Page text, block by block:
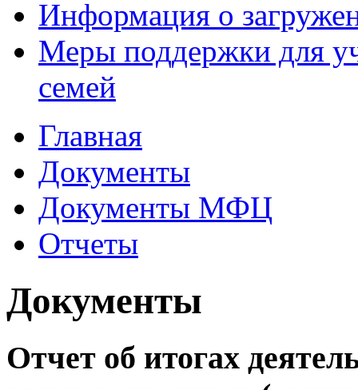
Информация о
Меры поддержки для
семей
Главная
Документы
Документы МФЦ
Отчеты
Документы
Отчет об итогах